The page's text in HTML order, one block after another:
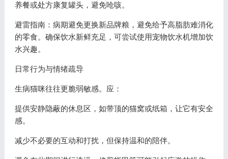
养餐或处方康复罐头，避免呛咳。
避雷指南：病期避免更换新品牌粮，避免给予高脂肪难消化
的零食。确保饮水新鲜充足，可尝试使用宠物饮水机增加饮
水兴趣。
日常行为与情绪疏导
生病猫咪往往更脆弱敏感。应：
提供安静隐蔽的休息区，如带顶的猫窝或纸箱，让它有安全
感。
减少不必要的互动和打扰，但保持温和的陪伴。